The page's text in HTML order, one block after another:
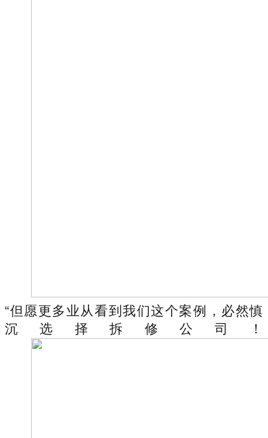
“但愿更多业从看到我们这个案例，必然慎
沉选择拆修公司！